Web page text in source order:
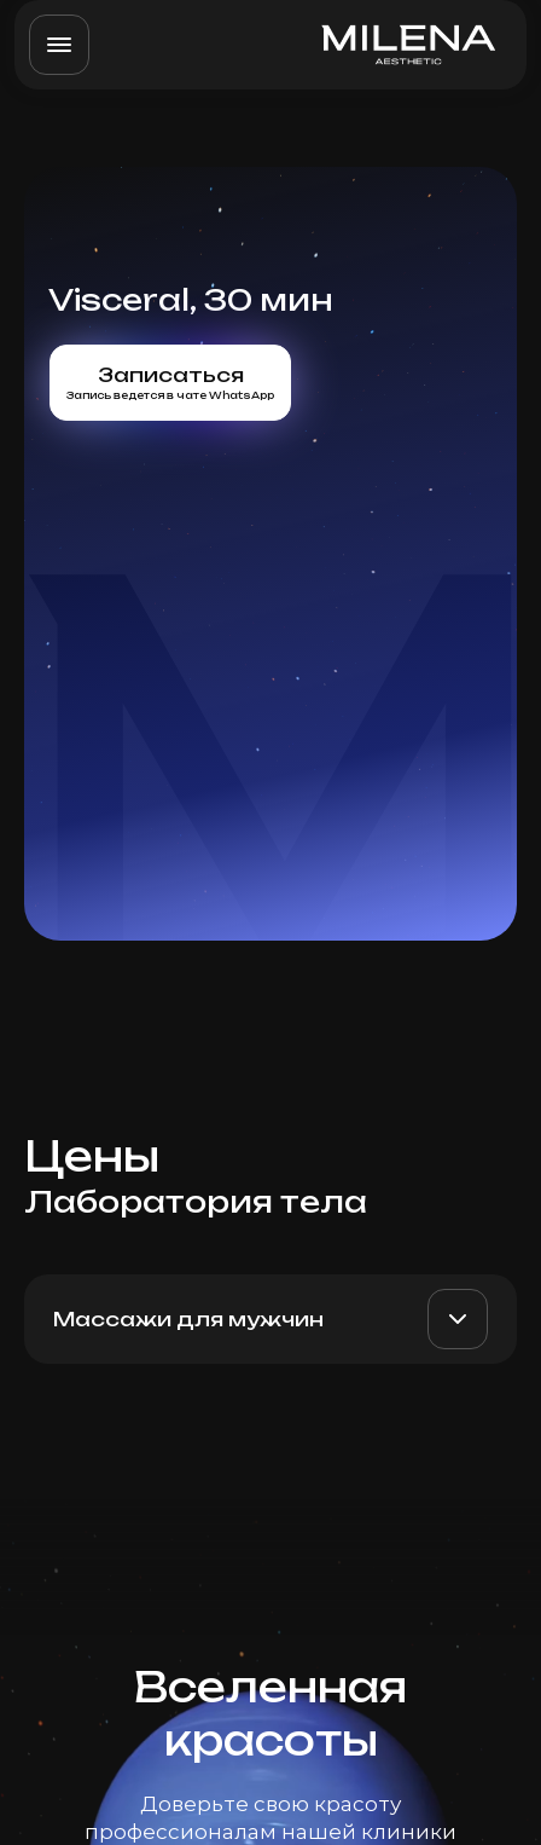
Visceral, 30 мин
Записаться
Запись ведется в чате WhatsApp
Цены
Лаборатория тела
Массажи для мужчин
Вселенная
красоты
Доверьте свою красоту
профессионалам нашей клиники